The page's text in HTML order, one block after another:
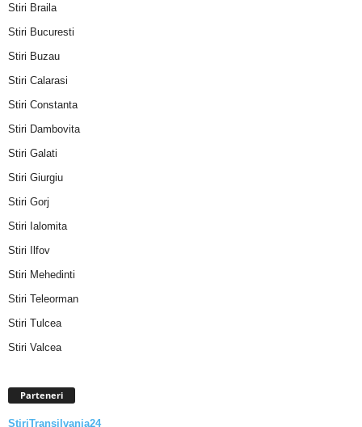
Stiri Braila
Stiri Bucuresti
Stiri Buzau
Stiri Calarasi
Stiri Constanta
Stiri Dambovita
Stiri Galati
Stiri Giurgiu
Stiri Gorj
Stiri Ialomita
Stiri Ilfov
Stiri Mehedinti
Stiri Teleorman
Stiri Tulcea
Stiri Valcea
Parteneri
StiriTransilvania24